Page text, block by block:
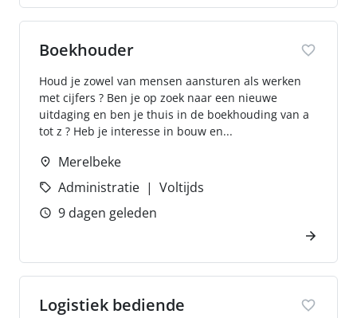
Boekhouder
Houd je zowel van mensen aansturen als werken
met cijfers ? Ben je op zoek naar een nieuwe
uitdaging en ben je thuis in de boekhouding van a
tot z ? Heb je interesse in bouw en...
Merelbeke
Administratie
Voltijds
9 dagen geleden
Logistiek bediende